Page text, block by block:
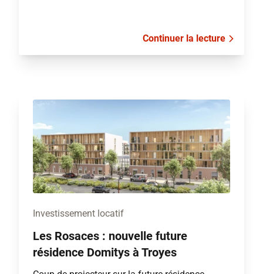
Continuer la lecture
Investissement locatif
Les Rosaces : nouvelle future
résidence Domitys à Troyes